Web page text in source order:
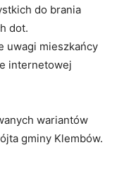
do brania
dot.
uwagi mieszkańcy
internetowej
wariantów
gminy Klembów.